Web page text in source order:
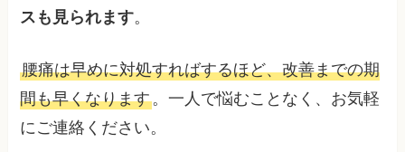
スも見られます。
腰痛は早めに対処すればするほど、改善までの期
間も早くなります。一人で悩むことなく、お気軽
にご連絡ください。